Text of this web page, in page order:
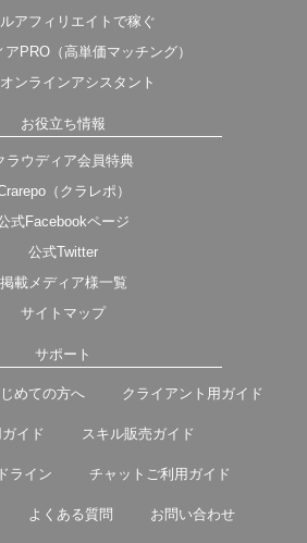
アフィリエイトで稼ぐ
アPRO（高単価マッチング）
ンラインアシスタント
お役立ち情報
ラウディア会員特典
（クラレポ）
式Facebookページ
公式Twitter
掲載メディア様一覧
サイトマップ
サポート
めての方へ クライアント用ガイド
イド スキル販売ガイド
ライン チャットご利用ガイド
よくある質問 お問い合わせ